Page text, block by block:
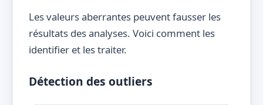
Les valeurs aberrantes peuvent fausser les
résultats des analyses. Voici comment les
identifier et les traiter.
Détection des outliers